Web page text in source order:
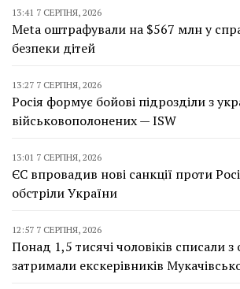
13:41 7 СЕРПНЯ, 2026
Meta оштрафували на $567 млн у
безпеки дітей
13:27 7 СЕРПНЯ, 2026
Росія формує бойові підрозділи з
військовополонених — ISW
13:01 7 СЕРПНЯ, 2026
ЄС впровадив нові санкції проти
обстріли України
12:57 7 СЕРПНЯ, 2026
Понад 1,5 тисячі чоловіків списали з
затримали екскерівників